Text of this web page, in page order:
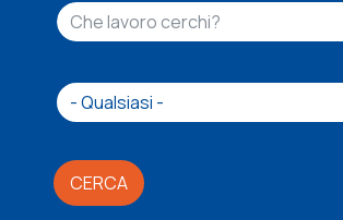
CERCA